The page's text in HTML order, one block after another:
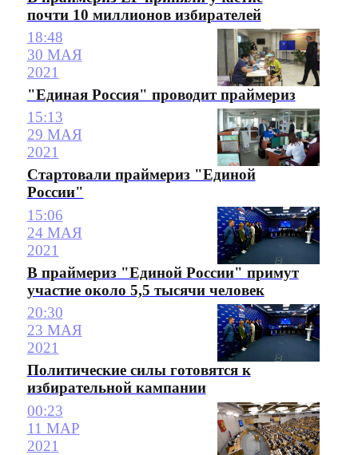
почти 10 миллионов избирателей
18:48
30 МАЯ
2021
"Единая Россия" проводит праймериз
15:13
29 МАЯ
2021
Стартовали праймериз "Единой
России"
15:06
24 МАЯ
2021
В праймериз "Единой России" примут
участие около 5,5 тысячи человек
20:30
23 МАЯ
2021
Политические силы готовятся к
избирательной кампании
00:23
11 МАР
2021